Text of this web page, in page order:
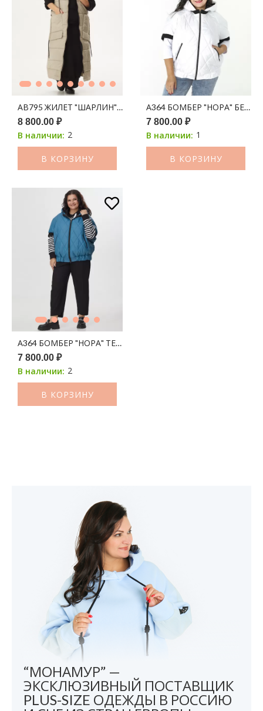
АВ795 ЖИЛЕТ "ШАРЛИН" ОЛИВА
8 800.00 ₽
В наличии: 2
В КОРЗИНУ
А364 БОМБЕР "НОРА" БЕЛЫЙ
7 800.00 ₽
В наличии: 1
В КОРЗИНУ
7 800.00 ₽
В наличии: 2
В КОРЗИНУ
“МОНАМУР” —
ЭКСКЛЮЗИВНЫЙ ПОСТАВЩИК
PLUS-SIZE ОДЕЖДЫ В РОССИЮ